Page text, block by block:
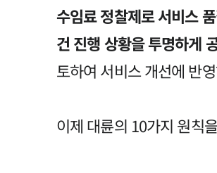
수임료 정찰제로 서비스
건 진행 상황을 투명하게
토하여 서비스 개선에 반
이제 대륜의 10가지 원칙